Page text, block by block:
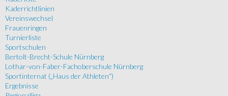
Kaderrichtlinien
Vereinswechsel
Frauenringen
Turnierliste
Sportschulen
Bertolt-Brecht-Schule Nürnberg
Lothar-von-Faber-Fachoberschule Nürnberg
Sportinternat („Haus der Athleten“)
Ergebnisse